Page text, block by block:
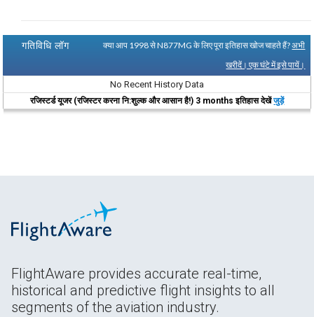
गतिविधि लॉग क्या आप 1998 से N877MG के लिए पूरा इतिहास खोज चाहते हैं?अभी
खरीदें। एक घंटे में इसे पायें।
No Recent History Data
रजिस्टर्ड यूजर (रजिस्टर करना नि:शुल्क और आसान है!) 3 months इतिहास देखेंजुड़ें
FlightAware provides accurate real-time,
historical and predictive flight insights to all
segments of the aviation industry.